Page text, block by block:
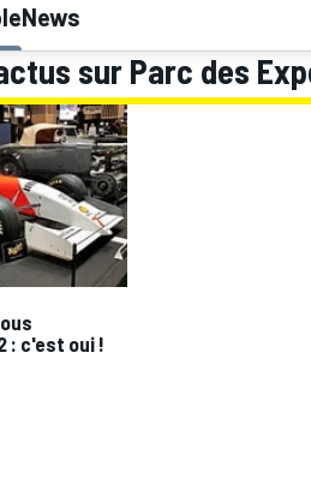
News
sur Parc des
: c'est oui !